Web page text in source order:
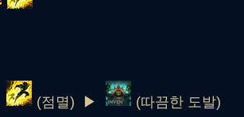
(점멸) ▶
(따끔한 도발)